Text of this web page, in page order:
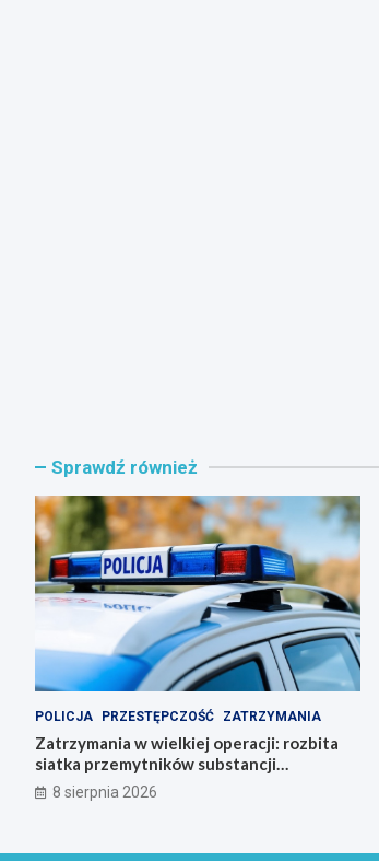
Sprawdź również
POLICJA PRZESTĘPCZOŚĆ ZATRZYMANIA
Zatrzymania w wielkiej operacji: rozbita
siatka przemytników substancji
psychoaktywnych
8 sierpnia 2026